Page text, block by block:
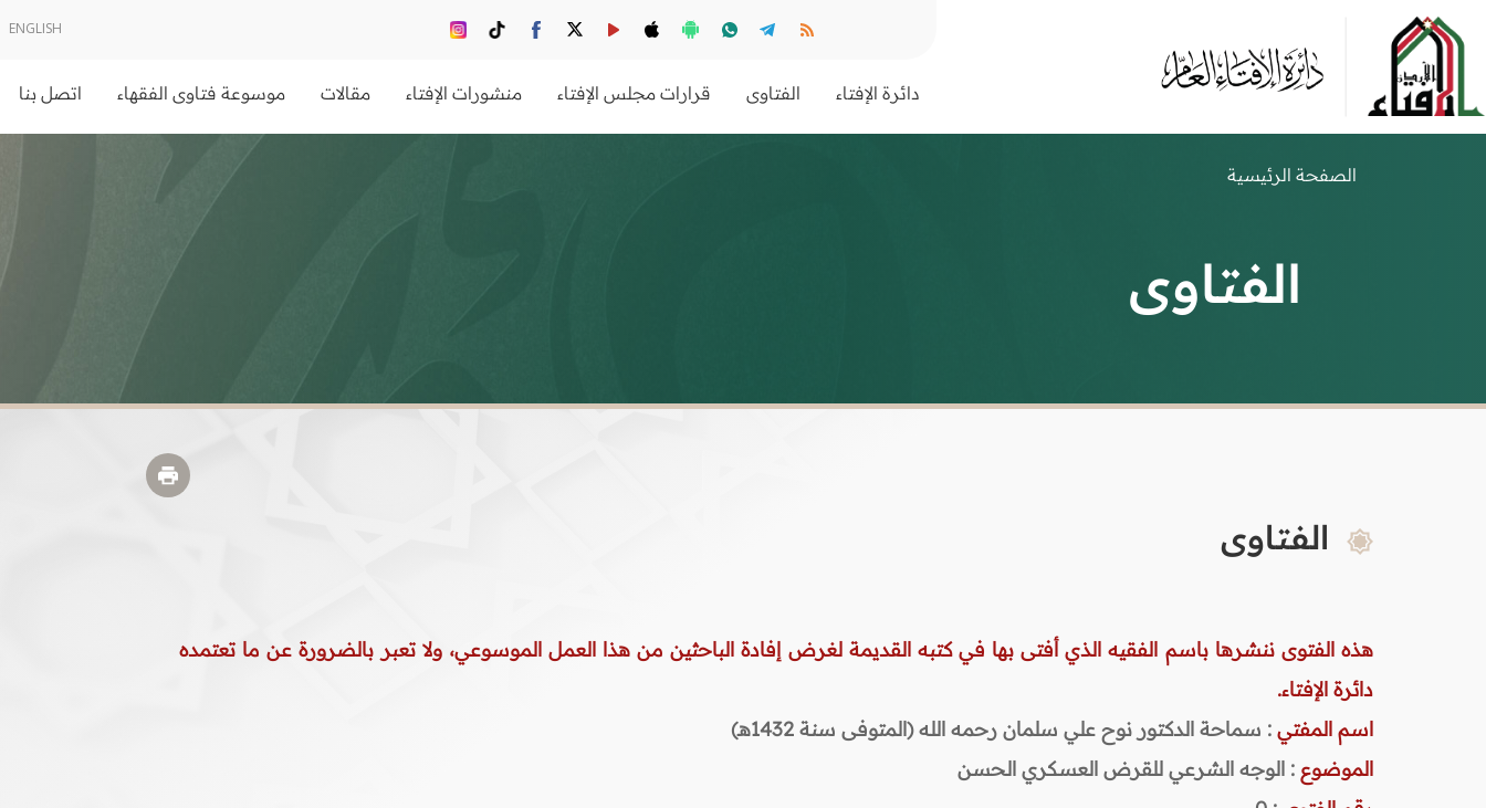
ENGLISH
دائرة الإفتاء الفتاوى قرارات مجلس الإفتاء منشورات الإفتاء مقالات موسوعة فتاوى الفقهاء اتصل بنا
الصفحة الرئيسية
الفتاوى
الفتاوى
هذه الفتوى ننشرها باسم الفقيه الذي أفتى بها في كتبه القديمة لغرض إفادة الباحثين من هذا العمل الموسوعي، ولا تعبر بالضرورة عن ما تعتمده
دائرة الإفتاء.
اسم المفتي : سماحة الدكتور نوح علي سلمان رحمه الله (المتوفى سنة 1432هـ)
الموضوع : الوجه الشرعي للقرض العسكري الحسن